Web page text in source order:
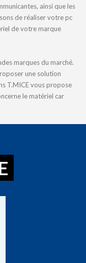
ainsi que les
de réaliser votre pc
de votre marque
marques du marché.
une solution
T.MICE vous propose
le matériel car